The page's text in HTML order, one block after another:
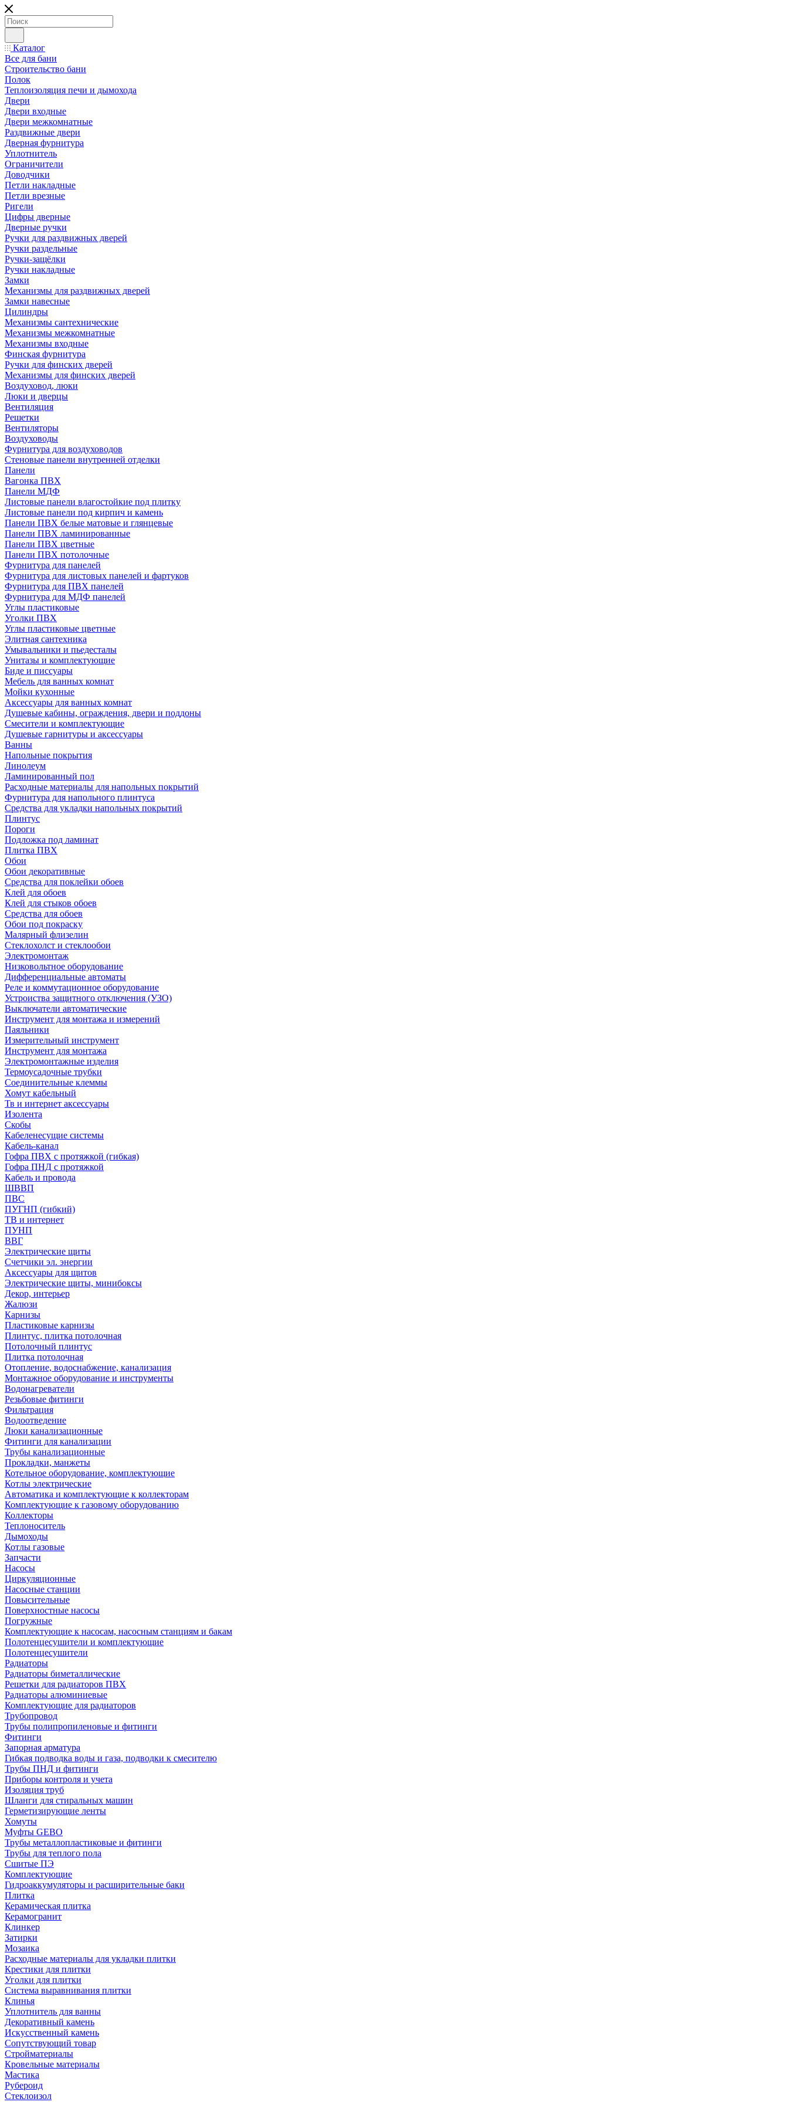
Каталог
Все для бани
Строительство бани
Полок
Теплоизоляция печи и дымохода
Двери
Двери входные
Двери межкомнатные
Раздвижные двери
Дверная фурнитура
Уплотнитель
Ограничители
Доводчики
Петли накладные
Петли врезные
Ригели
Цифры дверные
Дверные ручки
Ручки для раздвижных дверей
Ручки раздельные
Ручки-защёлки
Ручки накладные
Замки
Механизмы для раздвижных дверей
Замки навесные
Цилиндры
Механизмы сантехнические
Механизмы межкомнатные
Механизмы входные
Финская фурнитура
Ручки для финских дверей
Механизмы для финских дверей
Воздуховод, люки
Люки и дверцы
Вентиляция
Решетки
Вентиляторы
Воздуховоды
Фурнитура для воздуховодов
Стеновые панели внутренней отделки
Панели
Вагонка ПВХ
Панели МДФ
Листовые панели влагостойкие под плитку
Листовые панели под кирпич и камень
Панели ПВХ белые матовые и глянцевые
Панели ПВХ ламинированные
Панели ПВХ цветные
Панели ПВХ потолочные
Фурнитура для панелей
Фурнитура для листовых панелей и фартуков
Фурнитура для ПВХ панелей
Фурнитура для МДФ панелей
Углы пластиковые
Уголки ПВХ
Углы пластиковые цветные
Элитная сантехника
Умывальники и пьедесталы
Унитазы и комплектующие
Биде и писсуары
Мебель для ванных комнат
Мойки кухонные
Аксессуары для ванных комнат
Душевые кабины, ограждения, двери и поддоны
Смесители и комплектующие
Душевые гарнитуры и аксессуары
Ванны
Напольные покрытия
Линолеум
Ламинированный пол
Расходные материалы для напольных покрытий
Фурнитура для напольного плинтуса
Средства для укладки напольных покрытий
Плинтус
Пороги
Подложка под ламинат
Плитка ПВХ
Обои
Обои декоративные
Средства для поклейки обоев
Клей для обоев
Клей для стыков обоев
Средства для обоев
Обои под покраску
Малярный флизелин
Стеклохолст и стеклообои
Электромонтаж
Низковольтное оборудование
Дифференциальные автоматы
Реле и коммутационное оборудование
Устроиства защитного отключения (УЗО)
Выключатели автоматические
Инструмент для монтажа и измерений
Паяльники
Измерительный инструмент
Инструмент для монтажа
Электромонтажные изделия
Термоусадочные трубки
Соединительные клеммы
Хомут кабельный
Тв и интернет аксессуары
Изолента
Скобы
Кабеленесущие системы
Кабель-канал
Гофра ПВХ с протяжкой (гибкая)
Гофра ПНД с протяжкой
Кабель и провода
ШВВП
ПВС
ПУГНП (гибкий)
ТВ и интернет
ПУНП
ВВГ
Электрические щиты
Счетчики эл. энергии
Аксессуары для щитов
Электрические щиты, минибоксы
Декор, интерьер
Жалюзи
Карнизы
Пластиковые карнизы
Плинтус, плитка потолочная
Потолочный плинтус
Плитка потолочная
Отопление, водоснабжение, канализация
Монтажное оборудование и инструменты
Водонагреватели
Резьбовые фитинги
Фильтрация
Водоотведение
Люки канализационные
Фитинги для канализации
Трубы канализационные
Прокладки, манжеты
Котельное оборудование, комплектующие
Котлы электрические
Автоматика и комплектующие к коллекторам
Комплектующие к газовому оборудованию
Коллекторы
Теплоноситель
Дымоходы
Котлы газовые
Запчасти
Насосы
Циркуляционные
Насосные станции
Повысительные
Поверхностные насосы
Погружные
Комплектующие к насосам, насосным станциям и бакам
Полотенцесушители и комплектующие
Полотенцесушители
Радиаторы
Радиаторы биметаллические
Решетки для радиаторов ПВХ
Радиаторы алюминиевые
Комплектующие для радиаторов
Трубопровод
Трубы полипропиленовые и фитинги
Фитинги
Запорная арматура
Гибкая подводка воды и газа, подводки к смесителю
Трубы ПНД и фитинги
Приборы контроля и учета
Изоляция труб
Шланги для стиральных машин
Герметизирующие ленты
Хомуты
Муфты GEBO
Трубы металлопластиковые и фитинги
Трубы для теплого пола
Сшитые ПЭ
Комплектующие
Гидроаккумуляторы и расширительные баки
Плитка
Керамическая плитка
Керамогранит
Клинкер
Затирки
Мозаика
Расходные материалы для укладки плитки
Крестики для плитки
Уголки для плитки
Система выравнивания плитки
Клинья
Уплотнитель для ванны
Декоративный камень
Искусственный камень
Сопутствующий товар
Стройматериалы
Кровельные материалы
Мастика
Рубероид
Стеклоизол